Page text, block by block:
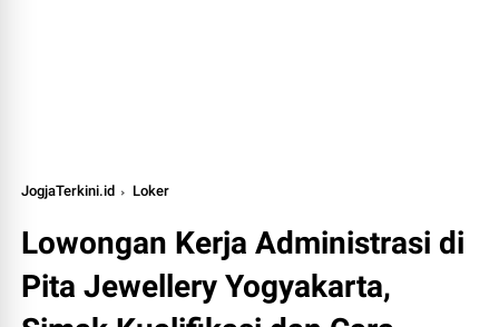
JogjaTerkini.id Loker
Lowongan Kerja Administrasi di
Pita Jewellery Yogyakarta,